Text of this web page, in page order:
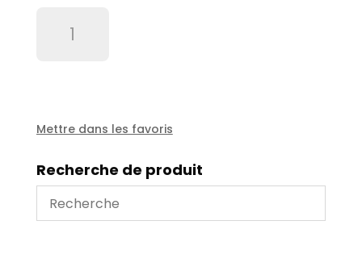
-
Mettre dans les favoris
Recherche de produit